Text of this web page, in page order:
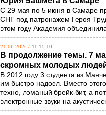
С 29 мая по 5 июня в Самаре
СНГ под патронажем Героя
этом году Академия
21.06.2026 / 11:15:10
В продолжение темы. 7
скромных молодых
В 2012 году 3 студента из
им быстро надоел. Вместо
техно, ломаный брейк-бит, а
электронные звуки на